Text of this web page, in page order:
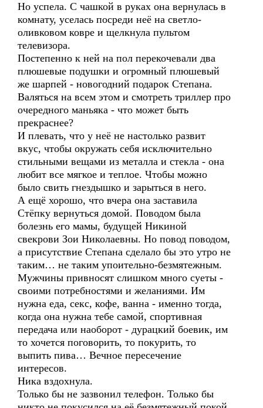
Но успела. С чашкой в руках она вернулась в
комнату, уселась посреди неё на светло-
оливковом ковре и щелкнула пультом
телевизора.
Постепенно к ней на пол перекочевали два
плюшевые подушки и огромный плюшевый
же шарпей - новогодний подарок Степана.
Валяться на всем этом и смотреть триллер про
очередного маньяка - что может быть
прекраснее?
И плевать, что у неё не настолько развит
вкус, чтобы окружать себя исключительно
стильными вещами из металла и стекла - она
любит все мягкое и теплое. Чтобы можно
было свить гнездышко и зарыться в него.
А ещё хорошо, что вчера она заставила
Стёпку вернуться домой. Поводом была
болезнь его мамы, будущей Никиной
свекрови Зои Николаевны. Но повод поводом,
а присутствие Степана сделало бы это утро не
таким… не таким упоительно-безмятежным.
Мужчины привносят слишком много суеты -
своими потребностями и желаниями. Им
нужна еда, секс, кофе, ванна - именно тогда,
когда она нужна тебе самой, спортивная
передача или наоборот - дурацкий боевик, им
то хочется поговорить, то покурить, то
выпить пива… Вечное пересечение
интересов.
Ника вздохнула.
Только бы не зазвонил телефон. Только бы